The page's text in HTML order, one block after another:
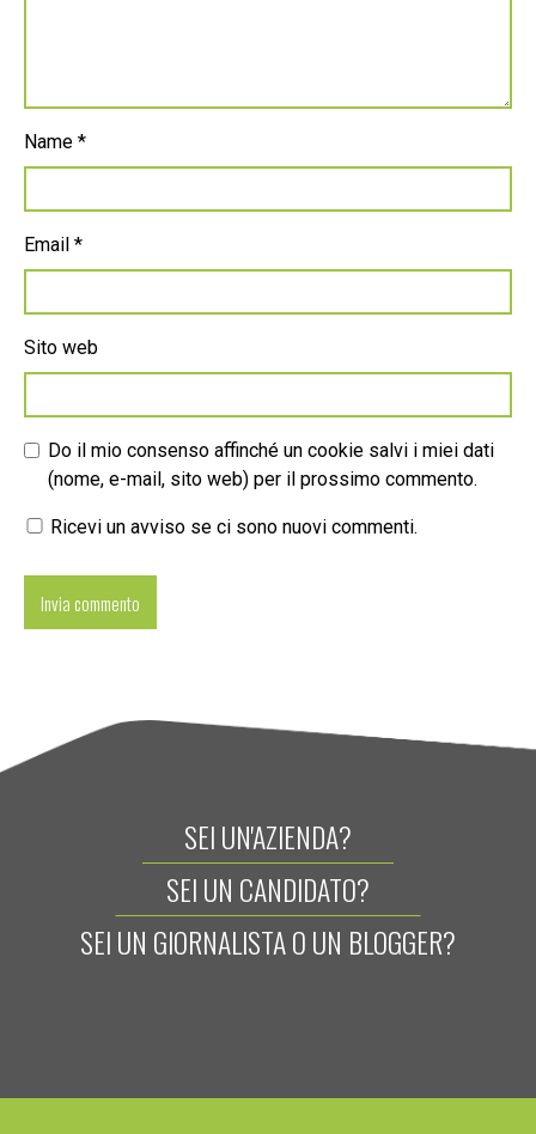
Name *
Email *
Sito web
Do il mio consenso affinché un cookie salvi i miei dati
(nome, e-mail, sito web) per il prossimo commento.
Ricevi un avviso se ci sono nuovi commenti.
SEI UN'AZIENDA?
SEI UN CANDIDATO?
SEI UN GIORNALISTA O UN BLOGGER?